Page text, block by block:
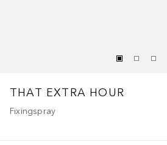
THAT EXTRA HOUR
Fixingspray